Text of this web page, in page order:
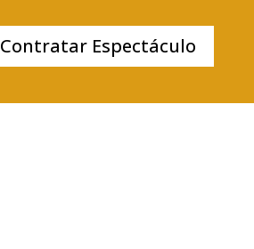
Contratar Espectáculo